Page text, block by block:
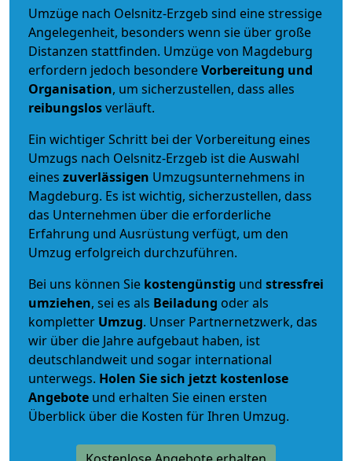
Umzüge nach Oelsnitz-Erzgeb sind eine stressige
Angelegenheit, besonders wenn sie über große
Distanzen stattfinden. Umzüge von Magdeburg
erfordern jedoch besondereVorbereitung und
Organisation, um sicherzustellen, dass alles
reibungslosverläuft.
Ein wichtiger Schritt bei der Vorbereitung eines
Umzugs nach Oelsnitz-Erzgeb ist die Auswahl
eines zuverlässigen Umzugsunternehmens in
Magdeburg. Es ist wichtig, sicherzustellen, dass
das Unternehmen über die erforderliche
Erfahrung und Ausrüstung verfügt, um den
Umzug erfolgreich durchzuführen.
Bei uns können Sie kostengünstig und stressfrei
umziehen, sei es als Beiladung oder als
kompletter Umzug. Unser Partnernetzwerk, das
wir über die Jahre aufgebaut haben, ist
deutschlandweit und sogar international
unterwegs. Holen Sie sich jetzt kostenlose
Angebote und erhalten Sie einen ersten
Überblick über die Kosten für Ihren Umzug.